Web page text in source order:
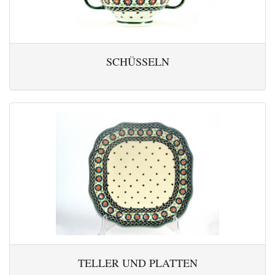
SCHÜSSELN
TELLER UND PLATTEN